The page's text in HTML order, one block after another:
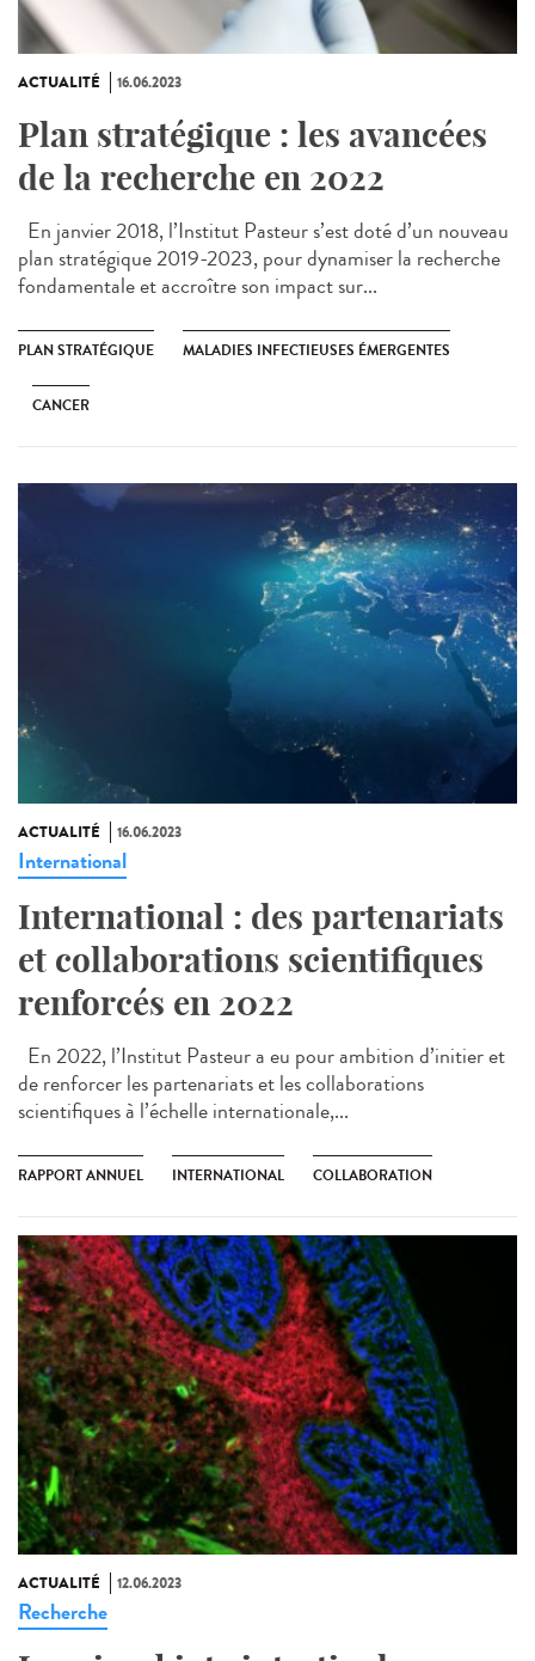
ACTUALITÉ 16.06.2023
Plan stratégique : les avancées
de la recherche en 2022
En janvier 2018, l’Institut Pasteur s’est doté d’un nouveau
plan stratégique 2019-2023, pour dynamiser la recherche
fondamentale et accroître son impact sur...
PLAN STRATÉGIQUE MALADIES INFECTIEUSES ÉMERGENTES
CANCER
ACTUALITÉ 16.06.2023
International
International : des partenariats
et collaborations scientifiques
renforcés en 2022
En 2022, l’Institut Pasteur a eu pour ambition d’initier et
de renforcer les partenariats et les collaborations
scientifiques à l’échelle internationale,...
RAPPORT ANNUEL INTERNATIONAL COLLABORATION
ACTUALITÉ 12.06.2023
Recherche